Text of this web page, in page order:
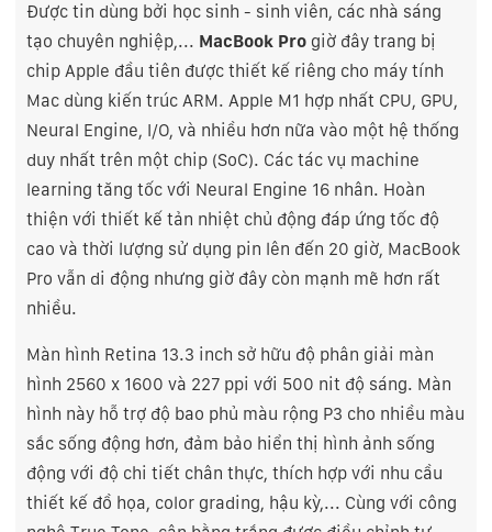
Được tin dùng bởi học sinh - sinh viên, các nhà sáng
tạo chuyên nghiệp,... MacBook Pro giờ đây trang bị
chip Apple đầu tiên được thiết kế riêng cho máy tính
Mac dùng kiến trúc ARM. Apple M1 hợp nhất CPU, GPU,
Neural Engine, I/O, và nhiều hơn nữa vào một hệ thống
duy nhất trên một chip (SoC). Các tác vụ machine
learning tăng tốc với Neural Engine 16 nhân. Hoàn
thiện với thiết kế tản nhiệt chủ động đáp ứng tốc độ
cao và thời lượng sử dụng pin lên đến 20 giờ, MacBook
Pro vẫn di động nhưng giờ đây còn mạnh mẽ hơn rất
nhiều.
Màn hình Retina 13.3 inch sở hữu độ phân giải màn
hình 2560 x 1600 và 227 ppi với 500 nit độ sáng. Màn
hình này hỗ trợ độ bao phủ màu rộng P3 cho nhiều màu
sắc sống động hơn, đảm bảo hiển thị hình ảnh sống
động với độ chi tiết chân thực, thích hợp với nhu cầu
thiết kế đồ họa, color grading, hậu kỳ,... Cùng với công